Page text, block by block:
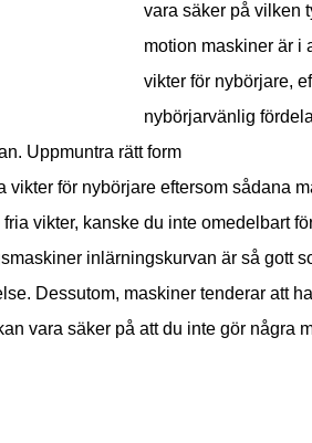
vara säker på vilken
motion maskiner är i
vikter för nybörjare,
nybörjarvänlig
Uppmuntra rätt form
vikter för nybörjare eftersom sådana
vikter, kanske du inte omedelbart
inlärningskurvan är så gott
Dessutom, maskiner tenderar att
vara säker på att du inte gör några